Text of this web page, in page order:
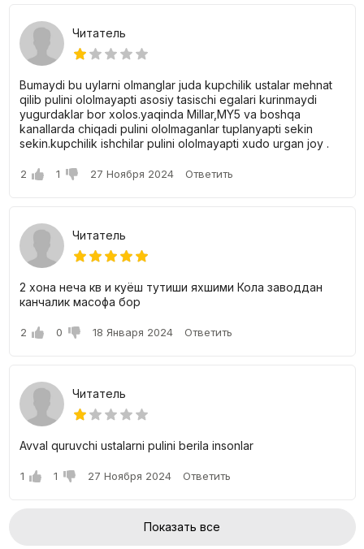
предпочтений. Вся квартира сдается
что дает безграничные возможности для создания
индивидуального интерьера, отражающего ваш стиль и
Ключевые преимущества ЖК «Хонобод
проспект»
Комфорт-класс
– баланс доступности, качества и
удобства.
Монолитно-каркасная технология
решения.
Открытая парковка
автомобилей жильцов.
Закрытая территория
комфорта.
Читатель
Bumaydi bu uylarni olmanglar juda kupchilik ustalar mehnat
qilib pulini ololmayapti asosiy tasischi egalari kurinmaydi
yugurdaklar bor xolos.yaqinda Millar,MY5 va boshqa
kanallarda chiqadi pulini ololmaganlar tuplanyapti sekin
sekin.kupchilik ishchilar pulini ololmayapti xudo urgan joy .
2 1 27 Ноября 2024 Ответить
Читатель
2 хона неча кв и куёш тутиши яхшими Кола заводдан
канчалик масофа бор
2 0 18 Января 2024 Ответить
Читатель
Avval quruvchi ustalarni pulini berila insonlar
1 1 27 Ноября 2024 Ответить
Показать все